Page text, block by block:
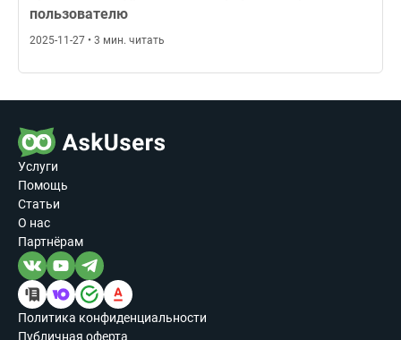
пользователю
2025-11-27 • 3 мин. читать
Услуги
Помощь
Статьи
О нас
Партнёрам
Политика конфиденциальности
Публичная оферта